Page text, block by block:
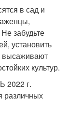
в сад и
забудьте
установить
высаживают
культур.
2022 г.
различных